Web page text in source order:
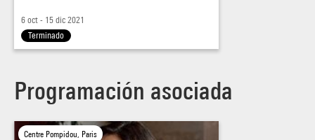
6 oct - 15 dic 2021
Terminado
Programación asociada
Centre Pompidou, Paris